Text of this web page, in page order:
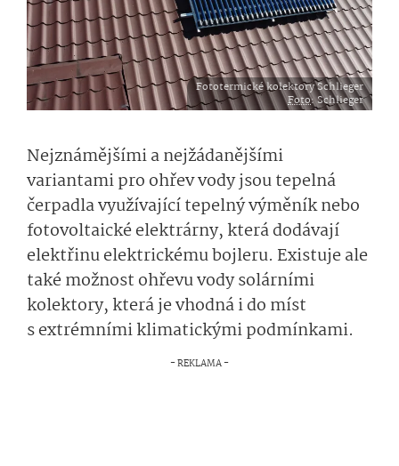
Fototermické kolektory Schlieger
Foto: Schlieger
Nejznámějšími a nejžádanějšími
variantami pro ohřev vody jsou tepelná
čerpadla využívající tepelný výměník nebo
fotovoltaické elektrárny, která dodávají
elektřinu elektrickému bojleru. Existuje ale
také možnost ohřevu vody solárními
kolektory, která je vhodná i do míst
s extrémními klimatickými podmínkami.